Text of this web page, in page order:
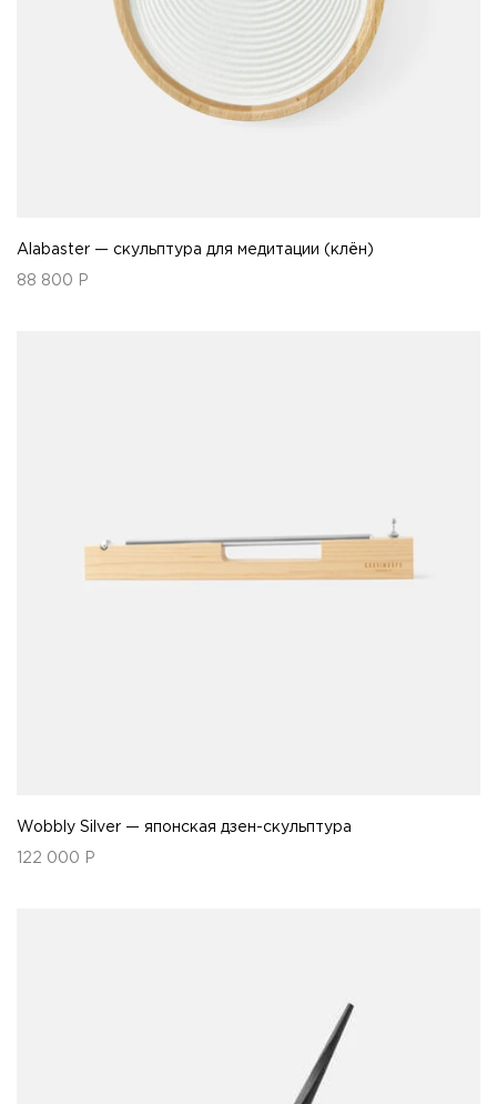
Alabaster — скульптура для медитации (клён)
88 800 Р
Wobbly Silver — японская дзен-скульптура
122 000 Р